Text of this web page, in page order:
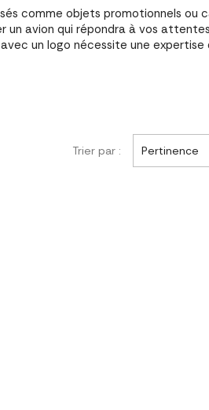
comme objets promotionnels ou
un avion qui répondra à vos
un logo nécessite une expertise
Trier par : Pertinence